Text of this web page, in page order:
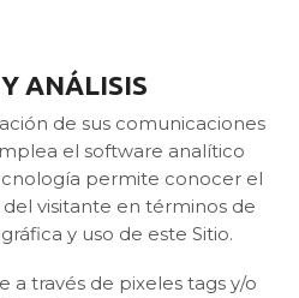
ANÁLISIS
de sus comunicaciones
el software analítico
permite conocer el
visitante en términos de
y uso de este Sitio.
a través de pixeles tags y/o